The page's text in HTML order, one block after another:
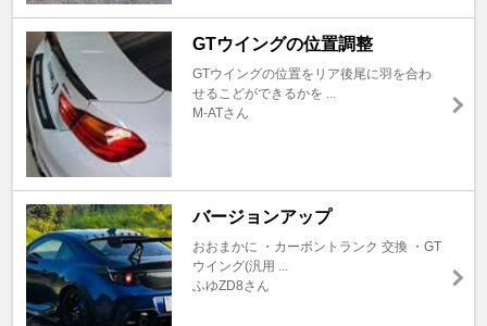
GTウイングの位置調整
GTウイングの位置をリア後尾に羽を合わ
せるこどができるかを ...
M-ATさん
バージョンアップ
おおまかに ・カーボントランク 交換 ・GT
ウイング(汎用 ...
ふゆZD8さん